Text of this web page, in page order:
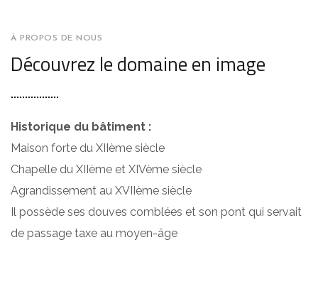
À PROPOS DE NOUS
Découvrez le domaine en image
Historique du bâtiment :
Maison forte du XIIème siècle
Chapelle du XIIème et XIVème siècle
Agrandissement au XVIIème siècle
Il possède ses douves comblées et son pont qui servait
de passage taxe au moyen-âge